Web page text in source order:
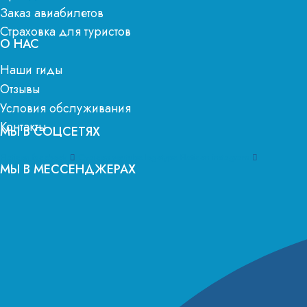
Заказ авиабилетов
Страховка для туристов
О НАС
Наши гиды
Отзывы
Условия обслуживания
Контакты
МЫ В СОЦСЕТЯХ
МЫ В МЕССЕНДЖЕРАХ